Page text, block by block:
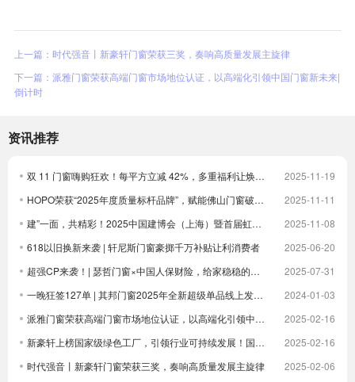
上一篇：时代强音丨新豪轩门窗荣获三奖，奏响高质量发展主旋律
下一篇：派雅门窗荣获高端门窗市场地位认证，以高端化引领中国门窗新未来|
倒计时
资讯推荐
双 11 门窗嗨购狂欢！每平方立减 42%，多重福利让焕新更划算！
2025-11-19
HOPO荣获“2025年度质量标杆品牌”，赋能佛山门窗破卷立新
2025-11-11
建”一面，共精彩！2025中国建博会（上海）暨首届虹桥设计周顺利收官！
2025-11-08
618以旧换新来袭 | 轩尼斯门窗豪掷千万补贴让利消费者
2025-06-20
超强CP来袭！| 瑟哲门窗×中国人保财险，给家稳稳的安全感
2025-07-31
一晚狂签127单 | 其邦门窗2025年全新超级单品线上发布圆满成功
2024-01-03
派雅门窗荣获高端门窗市场地位认证，以高端化引领中国门窗新未来| 倒计时
2025-02-16
新豪轩上榜国家级绿色工厂，引领行业可持续发展！国家级荣誉 1！
2025-02-16
时代强音丨新豪轩门窗荣获三奖，奏响高质量发展主旋律
2025-02-06